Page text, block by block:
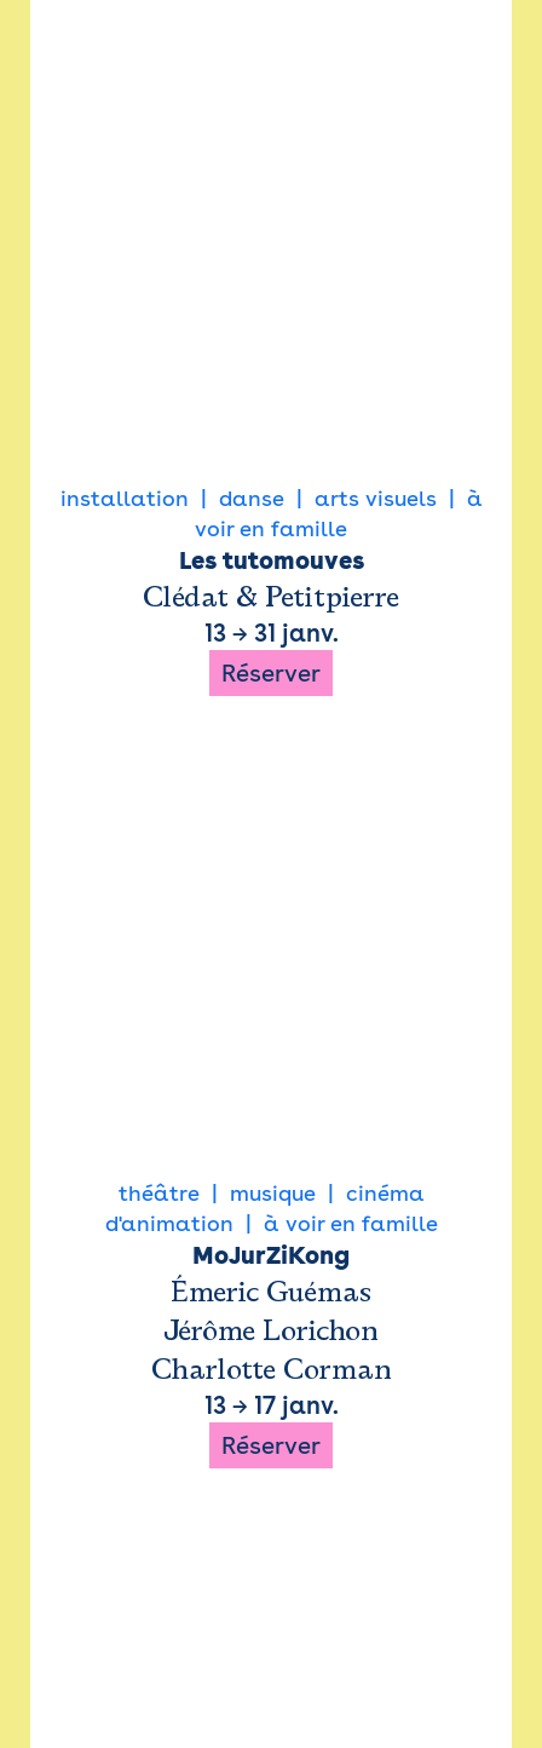
installation danse arts visuels
à
voir en famille
Les tutomouves
Clédat & Petitpierre
13→ 31 janv.
Réserver
théâtre musique
cinéma
d'animation
à voir en famille
MoJurZiKong
Émeric Guémas
Jérôme Lorichon
Charlotte Corman
13→ 17 janv.
Réserver